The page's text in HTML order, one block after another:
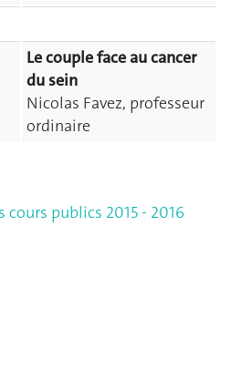
Le couple face au cancer
du sein
Nicolas Favez, professeur
ordinaire
publics 2015 - 2016